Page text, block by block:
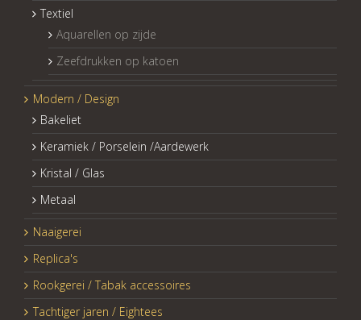
Textiel
Aquarellen op zijde
Zeefdrukken op katoen
Modern / Design
Bakeliet
Keramiek / Porselein /Aardewerk
Kristal / Glas
Metaal
Naaigerei
Replica's
Rookgerei / Tabak accessoires
Tachtiger jaren / Eightees